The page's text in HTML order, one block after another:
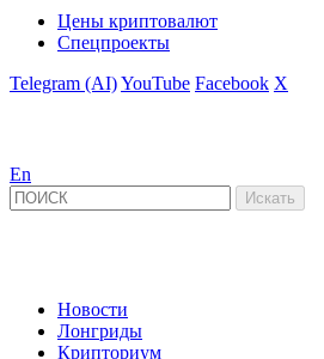
Цены криптовалют
Спецпроекты
Telegram (AI)YouTube Facebook X
En
Новости
Лонгриды
Крипториум